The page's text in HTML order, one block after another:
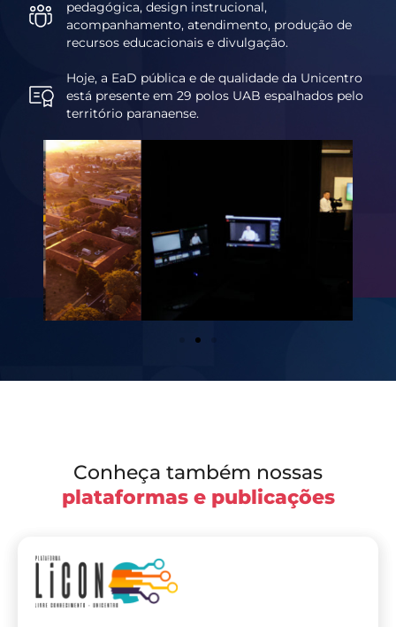
pedagógica, design instrucional,
acompanhamento, atendimento, produção de
recursos educacionais e divulgação.
Hoje, a EaD pública e de qualidade da Unicentro
está presente em 29 polos UAB espalhados pelo
território paranaense.
Conheça também nossas
plataformas e publicações